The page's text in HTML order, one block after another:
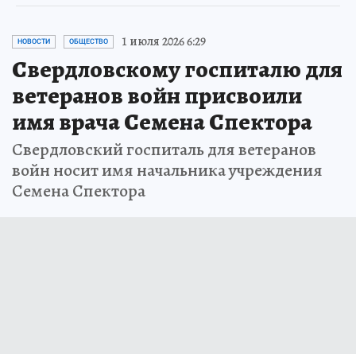
НОВОСТИ ОБЩЕСТВО 1 июля 2026 6:29
Свердловскому госпиталю для
ветеранов войн присвоили
имя врача Семена Спектора
Свердловский госпиталь для ветеранов
войн носит имя начальника учреждения
Семена Спектора